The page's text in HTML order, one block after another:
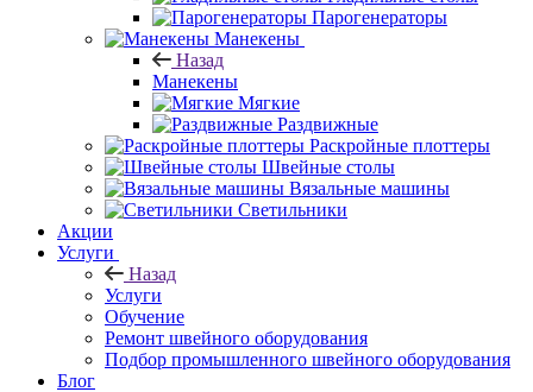
Парогенераторы
Манекены
Назад
Манекены
Мягкие
Раздвижные
Раскройные плоттеры
Швейные столы
Вязальные машины
Светильники
Акции
Услуги
Назад
Услуги
Обучение
Ремонт швейного оборудования
Подбор промышленного швейного оборудования
Блог